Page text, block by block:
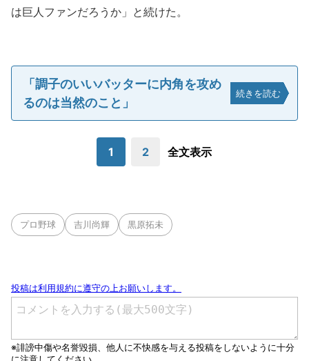
は巨人ファンだろうか」と続けた。
「調子のいいバッターに内角を攻め
るのは当然のこと」
続きを読む
1 2 全文表示
プロ野球 吉川尚輝 黒原拓未